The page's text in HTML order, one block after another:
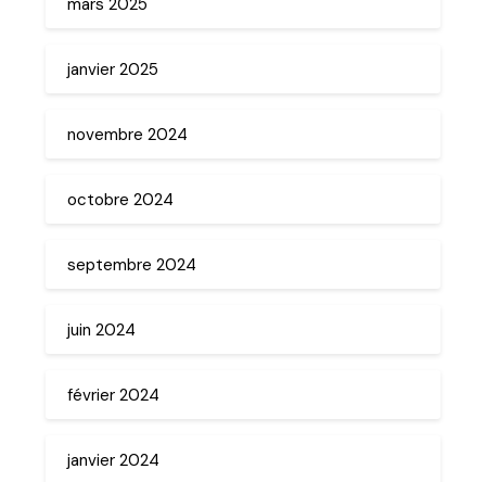
janvier 2025
novembre 2024
octobre 2024
septembre 2024
juin 2024
février 2024
janvier 2024